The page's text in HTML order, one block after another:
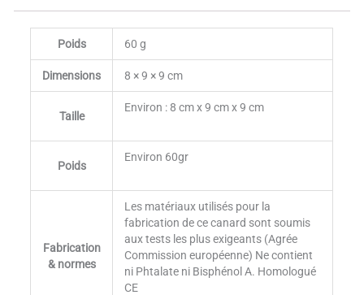
Poids 60 g
Dimensions 8 × 9 × 9 cm
Taille
Environ : 8 cm x 9 cm x 9 cm
Poids
Environ 60gr
Fabrication
& normes
Les matériaux utilisés pour la
fabrication de ce canard sont soumis
aux tests les plus exigeants (Agrée
Commission européenne) Ne contient
ni Phtalate ni Bisphénol A. Homologué
CE